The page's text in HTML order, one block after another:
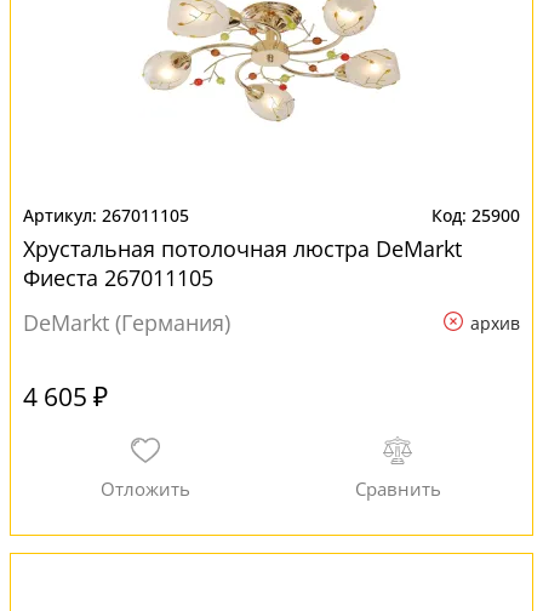
267011105 25900
Хрустальная потолочная люстра DeMarkt
Фиеста 267011105
DeMarkt (Германия)
архив
4 605 ₽